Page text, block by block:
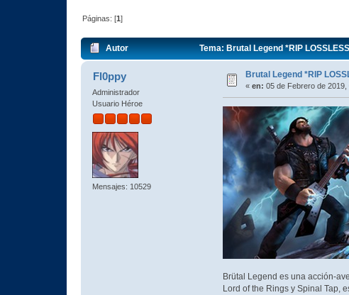
Páginas: [1]
Autor Tema: Brutal Legend *RIP
Fl0ppy
Administrador
Usuario Héroe
Mensajes: 10529
Brutal Legend *RIP
«en: 05 de Febrero de 2019,
Brütal Legend es una acción-
Lord of the Rings y Spinal Tap,